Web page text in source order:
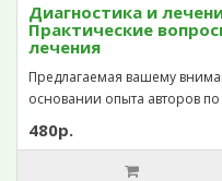
Диагностика и
Практические
лечения
Предлагаемая вашему
основании опыта авторов
480р.